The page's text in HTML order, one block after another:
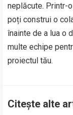
neplăcute. Printr-
poți construi o
înainte de a lua o
multe echipe
proiectul tău.
Citește alte